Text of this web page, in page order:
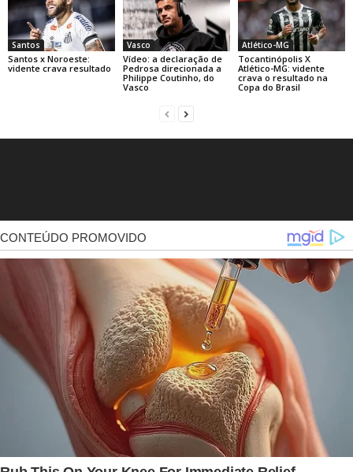
Santos
Santos x Noroeste:
vidente crava resultado
Vasco
Vídeo: a declaração de
Pedrosa direcionada a
Philippe Coutinho, do
Vasco
Atlético-MG
Tocantinópolis X
Atlético-MG: vidente
crava o resultado na
Copa do Brasil